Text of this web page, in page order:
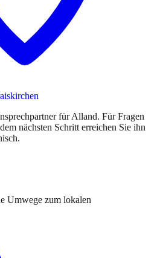
für Alland. Für Fragen
nächsten Schritt erreichen Sie ihn
Umwege zum lokalen